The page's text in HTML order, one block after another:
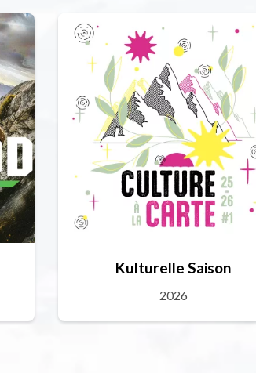
Kulturelle Saison
2026